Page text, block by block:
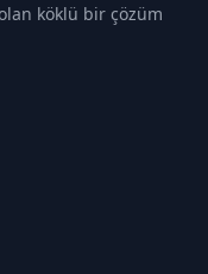
köklü bir çözüm